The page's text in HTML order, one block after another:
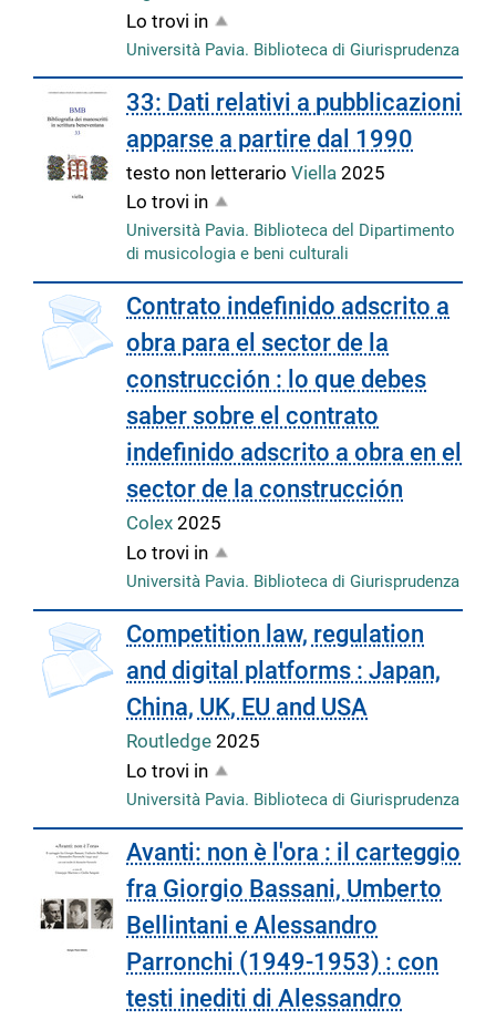
Lo trovi in
Università Pavia. Biblioteca di Giurisprudenza
33: Dati relativi a pubblicazioni
apparse a partire dal 1990
testo non letterarioViella2025
Lo trovi in
Università Pavia. Biblioteca del Dipartimento
di musicologia e beni culturali
Contrato indefinido adscrito a
obra para el sector de la
construcción : lo que debes
saber sobre el contrato
indefinido adscrito a obra en el
sector de la construcción
Colex2025
Lo trovi in
Università Pavia. Biblioteca di Giurisprudenza
Competition law, regulation
and digital platforms : Japan,
China, UK, EU and USA
Routledge2025
Lo trovi in
Università Pavia. Biblioteca di Giurisprudenza
Avanti: non è l'ora : il carteggio
fra Giorgio Bassani, Umberto
Bellintani e Alessandro
Parronchi (1949-1953) : con
testi inediti di Alessandro